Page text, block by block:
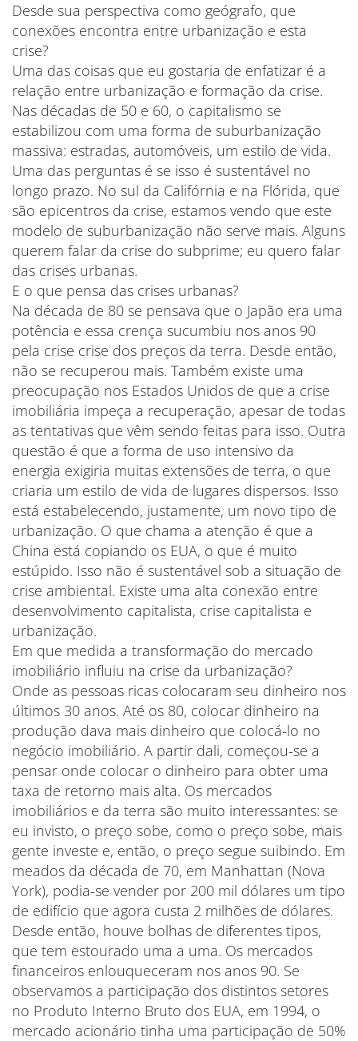
Desde sua perspectiva como geógrafo, que
conexões encontra entre urbanização e esta
crise?
Uma das coisas que eu gostaria de enfatizar é a
relação entre urbanização e formação da crise.
Nas décadas de 50 e 60, o capitalismo se
estabilizou com uma forma de suburbanização
massiva: estradas, automóveis, um estilo de vida.
Uma das perguntas é se isso é sustentável no
longo prazo. No sul da Califórnia e na Flórida, que
são epicentros da crise, estamos vendo que este
modelo de suburbanização não serve mais. Alguns
querem falar da crise do subprime; eu quero falar
das crises urbanas.
E o que pensa das crises urbanas?
Na década de 80 se pensava que o Japão era uma
potência e essa crença sucumbiu nos anos 90
pela crise crise dos preços da terra. Desde então,
não se recuperou mais. Também existe uma
preocupação nos Estados Unidos de que a crise
imobiliária impeça a recuperação, apesar de todas
as tentativas que vêm sendo feitas para isso. Outra
questão é que a forma de uso intensivo da
energia exigiria muitas extensões de terra, o que
criaria um estilo de vida de lugares dispersos. Isso
está estabelecendo, justamente, um novo tipo de
urbanização. O que chama a atenção é que a
China está copiando os EUA, o que é muito
estúpido. Isso não é sustentável sob a situação de
crise ambiental. Existe uma alta conexão entre
desenvolvimento capitalista, crise capitalista e
urbanização.
Em que medida a transformação do mercado
imobiliário influiu na crise da urbanização?
Onde as pessoas ricas colocaram seu dinheiro nos
últimos 30 anos. Até os 80, colocar dinheiro na
produção dava mais dinheiro que colocá-lo no
negócio imobiliário. A partir dali, começou-se a
pensar onde colocar o dinheiro para obter uma
taxa de retorno mais alta. Os mercados
imobiliários e da terra são muito interessantes: se
eu invisto, o preço sobe, como o preço sobe, mais
gente investe e, então, o preço segue suibindo. Em
meados da década de 70, em Manhattan (Nova
York), podia-se vender por 200 mil dólares um tipo
de edifício que agora custa 2 milhões de dólares.
Desde então, houve bolhas de diferentes tipos,
que tem estourado uma a uma. Os mercados
financeiros enlouqueceram nos anos 90. Se
observamos a participação dos distintos setores
no Produto Interno Bruto dos EUA, em 1994, o
mercado acionário tinha uma participação de 50%